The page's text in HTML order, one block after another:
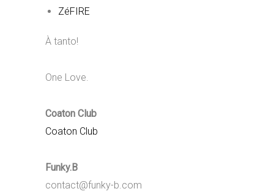
ZéFIRE
À tanto!
One Love.
Coaton Club
Coaton Club
Funky.B
contact@funky-b.com